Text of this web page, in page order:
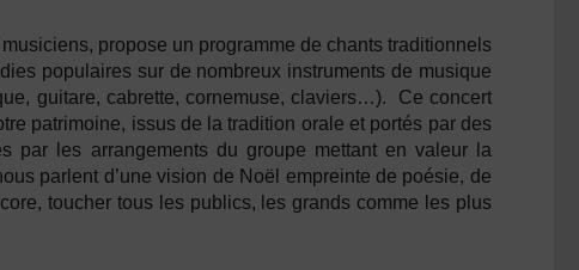
propose un programme de chants traditionnels
populaires sur de nombreux instruments de musique
guitare, cabrette, cornemuse, claviers…). Ce concert
patrimoine, issus de la tradition orale et portés par des
par les arrangements du groupe mettant en valeur la
parlent d’une vision de Noël empreinte de poésie, de
toucher tous les publics, les grands comme les plus